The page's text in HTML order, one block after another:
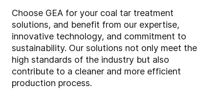
Choose GEA for your coal tar treatment
solutions, and benefit from our expertise,
innovative technology, and commitment to
sustainability. Our solutions not only meet the
high standards of the industry but also
contribute to a cleaner and more efficient
production process.